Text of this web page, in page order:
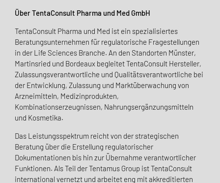
Über TentaConsult Pharma und Med GmbH
TentaConsult Pharma und Med ist ein spezialisiertes
Beratungsunternehmen für regulatorische Fragestellungen
in der Life Sciences Branche. An den Standorten Münster,
Martinsried und Bordeaux begleitet TentaConsult Hersteller,
Zulassungsverantwortliche und Qualitätsverantwortliche bei
der Entwicklung, Zulassung und Marktüberwachung von
Arzneimitteln, Medizinprodukten,
Kombinationserzeugnissen, Nahrungsergänzungsmitteln
und Kosmetika.
Das Leistungsspektrum reicht von der strategischen
Beratung über die Erstellung regulatorischer
Dokumentationen bis hin zur Übernahme verantwortlicher
Funktionen. Als Teil der Tentamus Group ist TentaConsult
international vernetzt und arbeitet eng mit akkreditierten